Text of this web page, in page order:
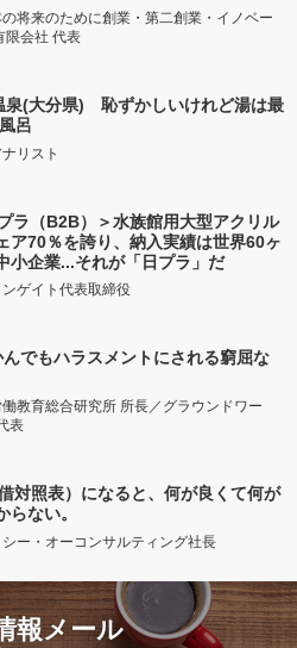
将来のために創業・第二創業・イノベー
限会社 代表
(大分県) 恥ずかしいけれど湯は最
呂
リスト
（B2B）＞水族館用大型アクリル
ア70％を誇り、納入実績は世界60ヶ
小企業...それが「日プラ」だ
ゲイト代表取締役
でもハラスメントにされる窮屈な
教育総合研究所 所長／グラウンドワー
表
照表）になると、何が良くて何が
らない。
ー・オーコンサルティング社長
報メール